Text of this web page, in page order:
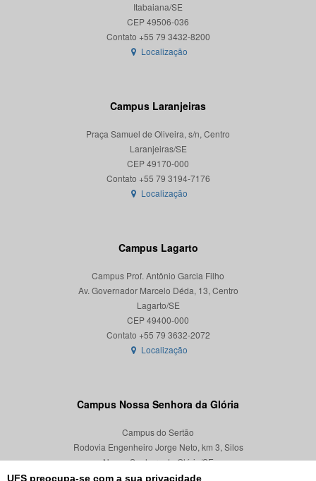
UFS preocupa-se com a sua privacidade
Itabaiana/SE
CEP 49506-036
Localização
Campus Laranjeiras
Praça Samuel de Oliveira, s/n, Centro
Laranjeiras/SE
CEP 49170-000
Localização
Campus Lagarto
Campus Prof. Antônio Garcia Filho
Av. Governador Marcelo Déda, 13, Centro
Lagarto/SE
CEP 49400-000
Localização
Campus Nossa Senhora da Glória
Campus do Sertão
Rodovia Engenheiro Jorge Neto, km 3, Silos
Nossa Senhora da Glória/SE
CEP 49680-000